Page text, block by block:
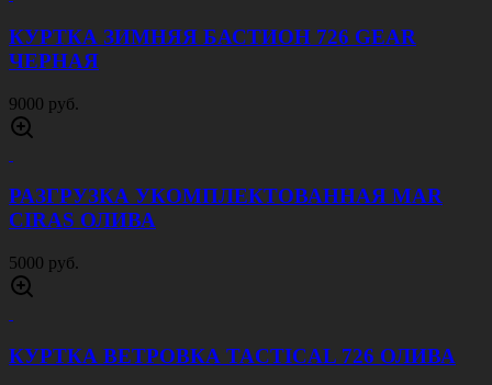
КУРТКА ЗИМНЯЯ БАСТИОН 726 GEAR
ЧЕРНАЯ
9000 руб.
РАЗГРУЗКА УКОМПЛЕКТОВАННАЯ MAR
CIRAS ОЛИВА
5000 руб.
КУРТКА ВЕТРОВКА TACTICAL 726 ОЛИВА